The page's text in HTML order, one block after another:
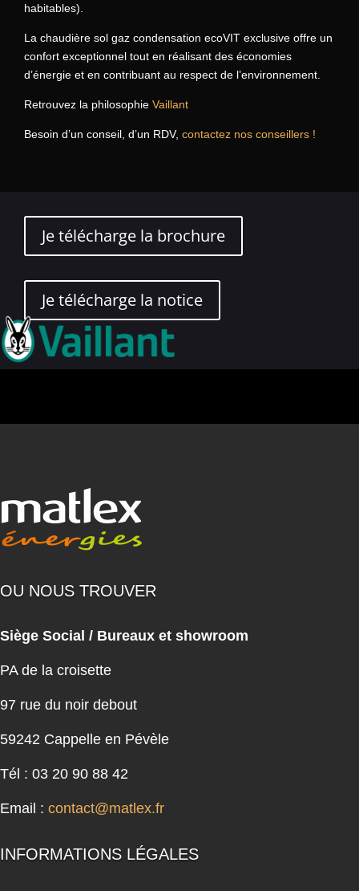
habitables).
La chaudière sol gaz condensation ecoVIT exclusive offre un
confort exceptionnel tout en réalisant des économies
d’énergie et en contribuant au respect de l’environnement.
Retrouvez la philosophie Vaillant
Besoin d’un conseil, d’un RDV, contactez nos conseillers !
Je télécharge la brochure
Je télécharge la notice
OU NOUS TROUVER
Siège Social / Bureaux et showroom
PA de la croisette
97 rue du noir debout
59242 Cappelle en Pévèle
Tél : 03 20 90 88 42
Email : contact@matlex.fr
INFORMATIONS LÉGALES